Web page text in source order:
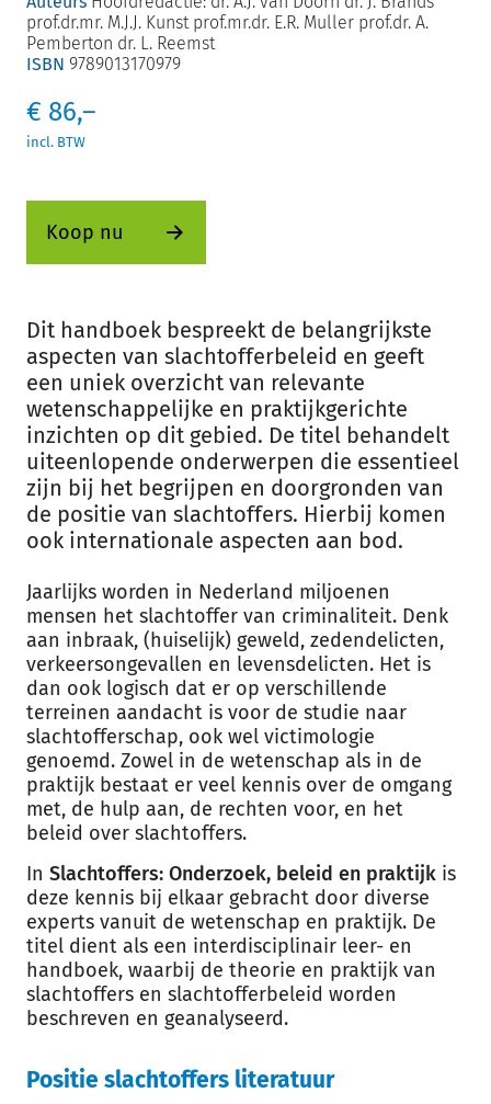
prof.dr.mr. M.J.J. Kunst prof.mr.dr. E.R. Muller prof.dr. A.
Pemberton dr. L. Reemst
ISBN 9789013170979
€ 86,–
incl. BTW
Koop nu
Dit handboek bespreekt de belangrijkste
aspecten van slachtofferbeleid en geeft
een uniek overzicht van relevante
wetenschappelijke en praktijkgerichte
inzichten op dit gebied. De titel behandelt
uiteenlopende onderwerpen die essentieel
zijn bij het begrijpen en doorgronden van
de positie van slachtoffers. Hierbij komen
ook internationale aspecten aan bod.
Jaarlijks worden in Nederland miljoenen
mensen het slachtoffer van criminaliteit. Denk
aan inbraak, (huiselijk) geweld, zedendelicten,
verkeersongevallen en levensdelicten. Het is
dan ook logisch dat er op verschillende
terreinen aandacht is voor de studie naar
slachtofferschap, ook wel victimologie
genoemd. Zowel in de wetenschap als in de
praktijk bestaat er veel kennis over de omgang
met, de hulp aan, de rechten voor, en het
beleid over slachtoffers.
In Slachtoffers: Onderzoek, beleid en praktijk is
deze kennis bij elkaar gebracht door diverse
experts vanuit de wetenschap en praktijk. De
titel dient als een interdisciplinair leer- en
handboek, waarbij de theorie en praktijk van
slachtoffers en slachtofferbeleid worden
beschreven en geanalyseerd.
Positie slachtoffers literatuur